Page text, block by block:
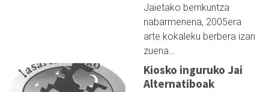
Jaietako berrikuntza
nabarmenena, 2005era
arte kokaleku berbera izan
zuena…
Kiosko inguruko Jai
Alternatiboak